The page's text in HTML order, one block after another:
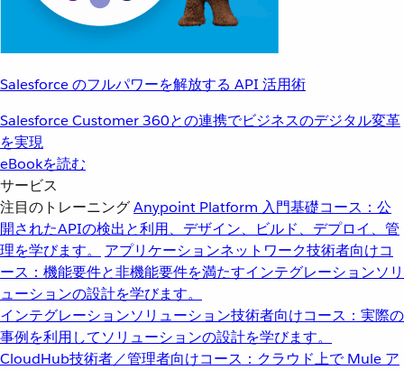
Salesforce のフルパワーを解放する API 活用術
Salesforce Customer 360との連携でビジネスのデジタル変革
を実現
eBookを読む
サービス
注目のトレーニングAnypoint Platform 入門基礎コース：公
開されたAPIの検出と利用、デザイン、ビルド、デプロイ、管
理を学びます。
アプリケーションネットワーク技術者向けコ
ース：機能要件と非機能要件を満たすインテグレーションソリ
ューションの設計を学びます。
インテグレーションソリューション技術者向けコース：実際の
事例を利用してソリューションの設計を学びます。
CloudHub技術者／管理者向けコース：クラウド上で Mule ア